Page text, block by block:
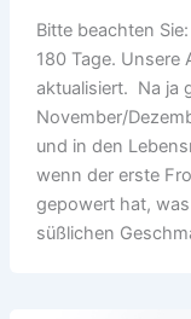
Bitte beachten
180 Tage.
aktualisiert. Na ja
November/
und in den
wenn der erste
gepowert hat,
süßlichen